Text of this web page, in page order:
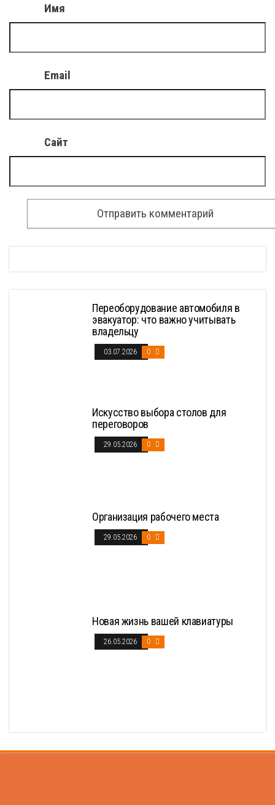
Имя
Email
Сайт
Переоборудование автомобиля в
эвакуатор: что важно учитывать
владельцу
03.07.2026 0
Искусство выбора столов для
переговоров
29.05.2026 0
Организация рабочего места
29.05.2026 0
Новая жизнь вашей клавиатуры
26.05.2026 0